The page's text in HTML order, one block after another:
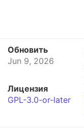
Обновить
Jun 9, 2026
Лицензия
GPL-3.0-or-later